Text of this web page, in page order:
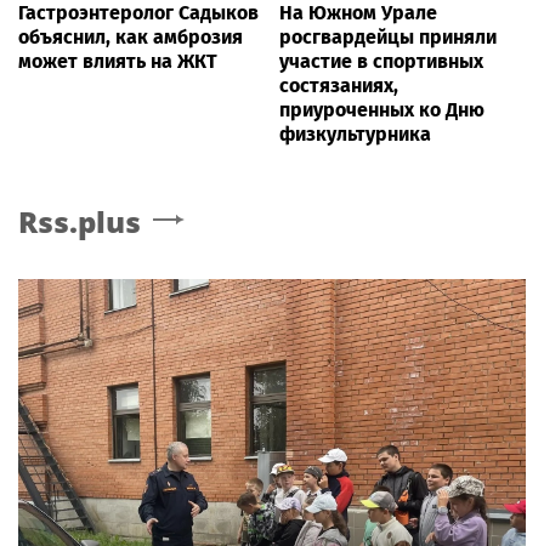
Гастроэнтеролог Садыков
объяснил, как амброзия
может влиять на ЖКТ
На Южном Урале
росгвардейцы приняли
участие в спортивных
состязаниях,
приуроченных ко Дню
физкультурника
Rss.plus